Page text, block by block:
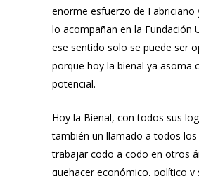
enorme esfuerzo de Fabriciano
lo acompañan en la Fundación
ese sentido solo se puede ser
porque hoy la bienal ya asoma
potencial.
Hoy la Bienal, con todos sus
también un llamado a todos los
trabajar codo a codo en otros
quehacer económico, político y